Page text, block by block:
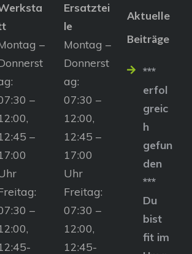
–
–
–
–
Ersatztei
le
Montag –
Donnerst
ag:
07:30 –
12:00,
12:45 –
17:00
Uhr
Freitag:
07:30 –
12:00,
12:45-
Aktuelle
Beiträge
***
erfol
greic
h
gefun
den
***
Du
bist
fit im